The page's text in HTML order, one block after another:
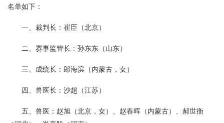
名单如下：
一、裁判长：崔臣（北京）
二、赛事监管长：孙东东（山东）
三、成统长：郎海滨（内蒙古，女）
四、兽医长：沙超（江苏）
五、兽医：赵旭（北京，女）、赵春晖（内蒙古）、郝世衡